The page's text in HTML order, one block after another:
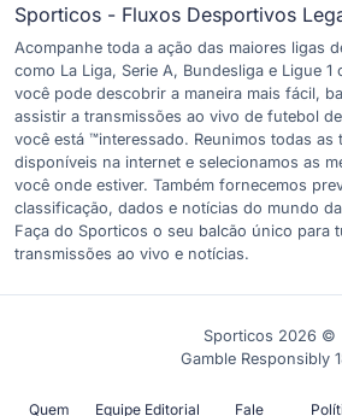
Sporticos - Fluxos Desportivos
Acompanhe toda a ação das maiores ligas
como La Liga, Serie A, Bundesliga e Ligue
você pode descobrir a maneira mais fácil,
assistir a transmissões ao vivo de futebol
você está ™interessado. Reunimos todas as
disponíveis na internet e selecionamos as
você onde estiver. Também fornecemos
classificação, dados e notícias do mundo
Faça do Sporticos o seu balcão único para
transmissões ao vivo e notícias.
Sporticos 2026 ©
Gamble Responsibly
Quem Equipe Editorial Fale